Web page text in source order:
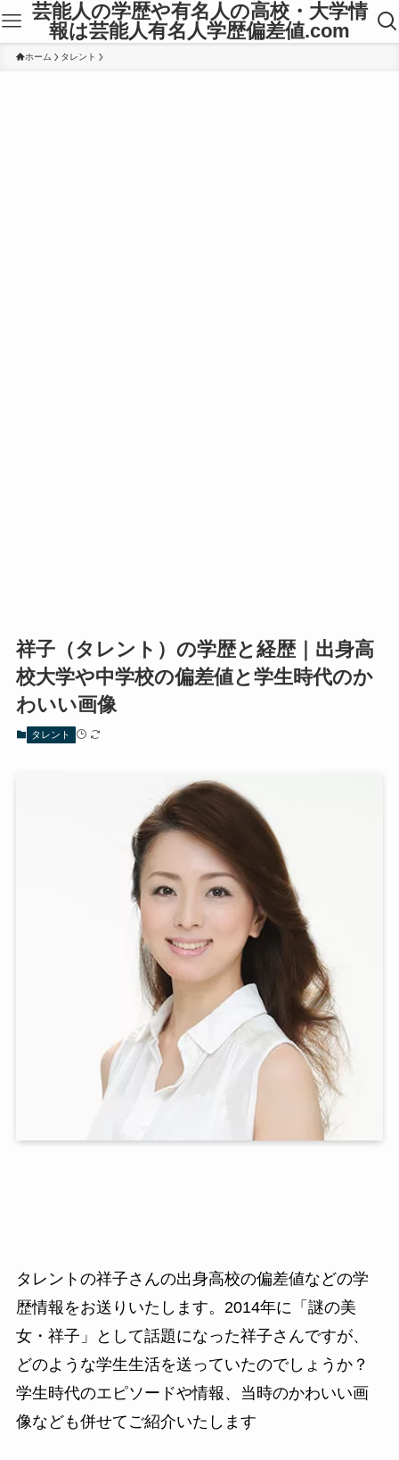
芸能人の学歴や有名人の高校・大学情
報は芸能人有名人学歴偏差値.com
ホーム タレント
祥子（タレント）の学歴と経歴｜出身高
校大学や中学校の偏差値と学生時代のか
わいい画像
タレント
タレントの祥子さんの出身高校の偏差値などの学
歴情報をお送りいたします。2014年に「謎の美
女・祥子」として話題になった祥子さんですが、
どのような学生生活を送っていたのでしょうか？
学生時代のエピソードや情報、当時のかわいい画
像なども併せてご紹介いたします